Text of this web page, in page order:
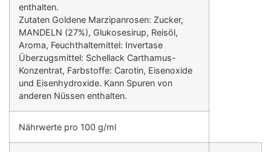
enthalten.
Zutaten Goldene Marzipanrosen: Zucker,
MANDELN (27%), Glukosesirup, Reisöl,
Aroma, Feuchthaltemittel: Invertase
Überzugsmittel: Schellack Carthamus-
Konzentrat, Farbstoffe: Carotin, Eisenoxide
und Eisenhydroxide. Kann Spuren von
anderen Nüssen enthalten.
Nährwerte pro 100 g/ml